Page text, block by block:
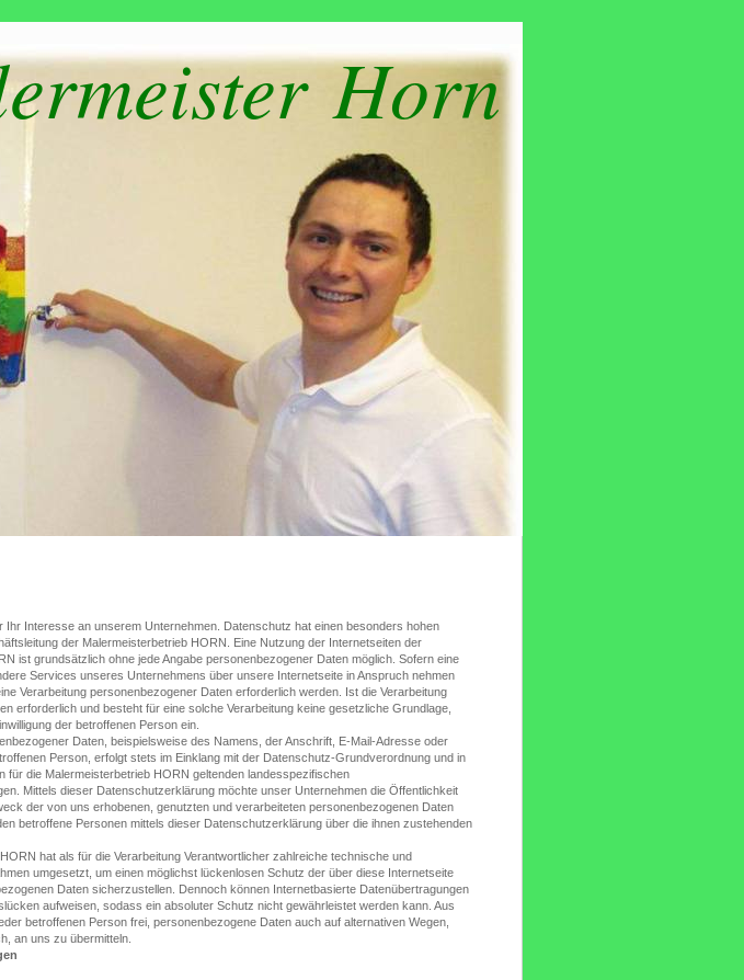
Horn
Ihr Interesse an unserem Unternehmen. Datenschutz hat einen besonders hohen
der Malermeisterbetrieb HORN. Eine Nutzung der Internetseiten der
ist grundsätzlich ohne jede Angabe personenbezogener Daten möglich. Sofern eine
Services unseres Unternehmens über unsere Internetseite in Anspruch nehmen
Verarbeitung personenbezogener Daten erforderlich werden. Ist die Verarbeitung
erforderlich und besteht für eine solche Verarbeitung keine gesetzliche Grundlage,
der betroffenen Person ein.
Daten, beispielsweise des Namens, der Anschrift, E-Mail-Adresse oder
Person, erfolgt stets im Einklang mit der Datenschutz-Grundverordnung und in
für die Malermeisterbetrieb HORN geltenden landesspezifischen
Mittels dieser Datenschutzerklärung möchte unser Unternehmen die Öffentlichkeit
der von uns erhobenen, genutzten und verarbeiteten personenbezogenen Daten
betroffene Personen mittels dieser Datenschutzerklärung über die ihnen zustehenden
hat als für die Verarbeitung Verantwortlicher zahlreiche technische und
umgesetzt, um einen möglichst lückenlosen Schutz der über diese Internetseite
Daten sicherzustellen. Dennoch können Internetbasierte Datenübertragungen
aufweisen, sodass ein absoluter Schutz nicht gewährleistet werden kann. Aus
betroffenen Person frei, personenbezogene Daten auch auf alternativen Wegen,
an uns zu übermitteln.